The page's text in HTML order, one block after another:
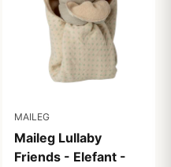
MAILEG
Maileg Lullaby
Friends - Elefant -